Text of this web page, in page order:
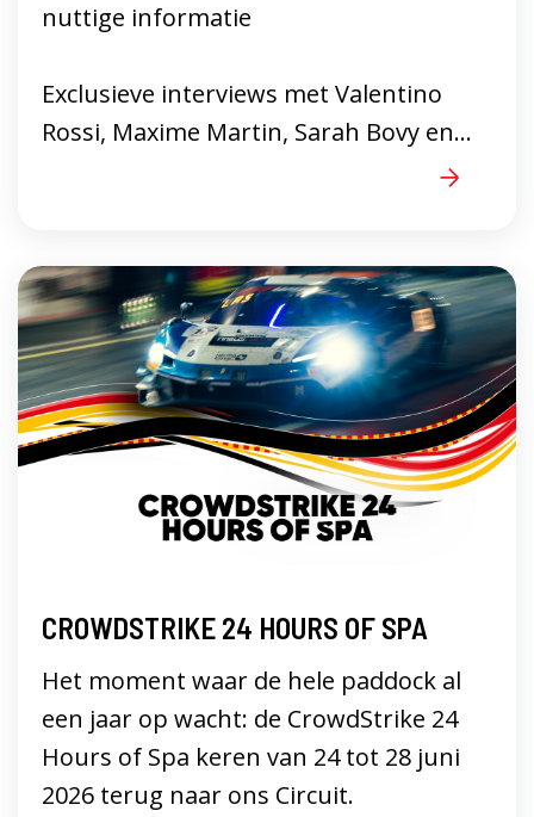
nuttige informatie
Exclusieve interviews met Valentino
Rossi, Maxime Martin, Sarah Bovy en...
CROWDSTRIKE 24 HOURS OF SPA
Het moment waar de hele paddock al
een jaar op wacht: de CrowdStrike 24
Hours of Spa keren van 24 tot 28 juni
2026 terug naar ons Circuit.